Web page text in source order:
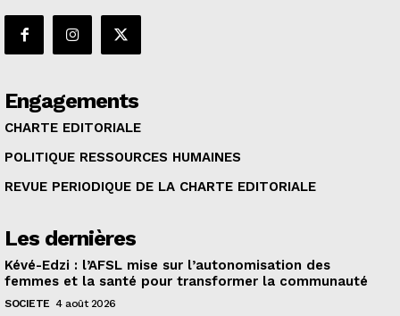
Engagements
CHARTE EDITORIALE
POLITIQUE RESSOURCES HUMAINES
REVUE PERIODIQUE DE LA CHARTE EDITORIALE
Les dernières
Kévé-Edzi : l’AFSL mise sur l’autonomisation des
femmes et la santé pour transformer la communauté
SOCIETE 4 août 2026